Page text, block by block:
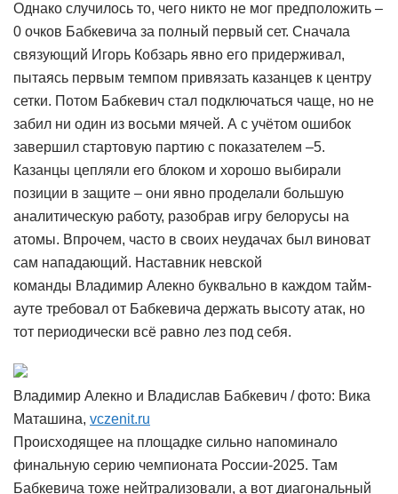
Однако случилось то, чего никто не мог предположить –
0 очков Бабкевича за полный первый сет. Сначала
связующий Игорь Кобзарь явно его придерживал,
пытаясь первым темпом привязать казанцев к центру
сетки. Потом Бабкевич стал подключаться чаще, но не
забил ни один из восьми мячей. А с учётом ошибок
завершил стартовую партию с показателем –5.
Казанцы цепляли его блоком и хорошо выбирали
позиции в защите – они явно проделали большую
аналитическую работу, разобрав игру белорусы на
атомы. Впрочем, часто в своих неудачах был виноват
сам нападающий. Наставник невской
команды Владимир Алекно буквально в каждом тайм-
ауте требовал от Бабкевича держать высоту атак, но
тот периодически всё равно лез под себя.
Владимир Алекно и Владислав Бабкевич / фото: Вика
Маташина, vczenit.ru
Происходящее на площадке сильно напоминало
финальную серию чемпионата России-2025. Там
Бабкевича тоже нейтрализовали, а вот диагональный